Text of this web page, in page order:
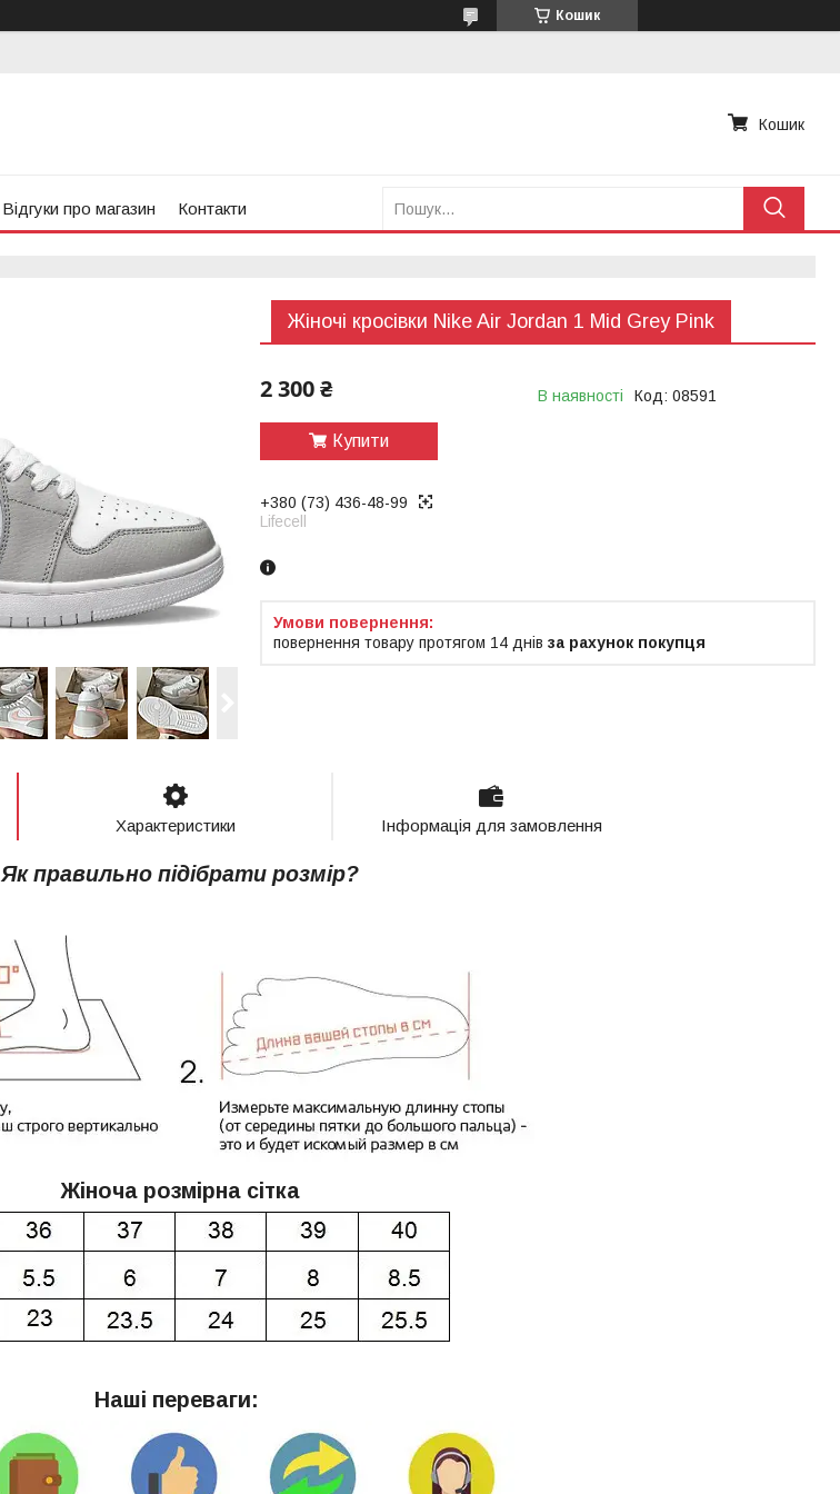
Кошик
Кошик
Відгуки про магазин Контакти
Жіночі кросівки Nike Air Jordan 1 Mid Grey Pink
2 300 ₴ В наявності Код: 08591
Купити
+380 (73) 436-48-99
Lifecell
повернення товару протягом 14 днів за рахунок покупця
Характеристики Інформація для замовлення
Як правильно підібрати розмір?
Жіноча розмірна сітка
Наші переваги: